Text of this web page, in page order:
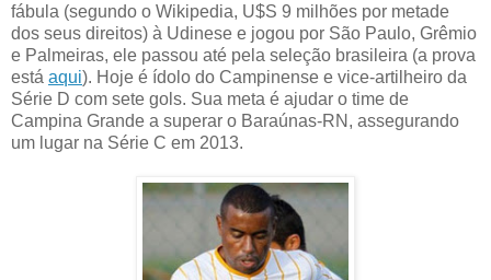
fábula (segundo o Wikipedia, U$S 9 milhões por metade
dos seus direitos) à Udinese e jogou por São Paulo, Grêmio
e Palmeiras, ele passou até pela seleção brasileira (a prova
está aqui). Hoje é ídolo do Campinense e vice-artilheiro da
Série D com sete gols. Sua meta é ajudar o time de
Campina Grande a superar o Baraúnas-RN, assegurando
um lugar na Série C em 2013.